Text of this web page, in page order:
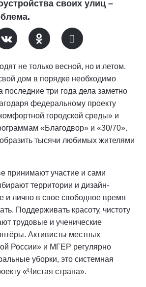
своих улиц –
не только весной, но и летом.
дом в порядке необходимо
последние три года дела заметно
федеральному проекту
городской среды» и
«Благодвор» и «30/70».
тысячи любимых жителями
принимают участие и сами
территории и дизайн-
и лично в свое свободное время
Поддерживать красоту, чистоту
трудовые и ученические
Активисты местных
России» и МГЕР регулярно
уборки, это системная
«Чистая страна».